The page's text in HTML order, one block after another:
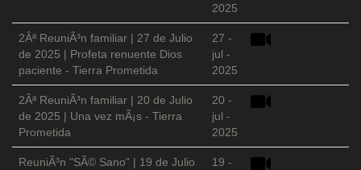
2025
2Âª ReuniÃ³n familiar | 27 de Julio
de 2025 | Profeta renuente Dios
paciente - Tierra Prometida
27 -
jul -
2025
2Âª ReuniÃ³n familiar | 20 de Julio
de 2025 | Una vez mÃ¡s - Tierra
Prometida
20 -
jul -
2025
ReuniÃ³n "SÃ© Sano" | 19 de Julio
19 -